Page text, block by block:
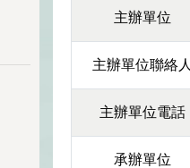
主辦單位
主辦單位聯絡人
主辦單位電話
承辦單位